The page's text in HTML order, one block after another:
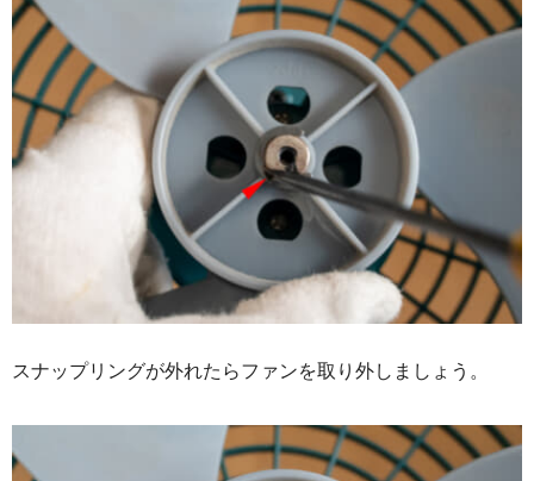
スナップリングが外れたらファンを取り外しましょう。